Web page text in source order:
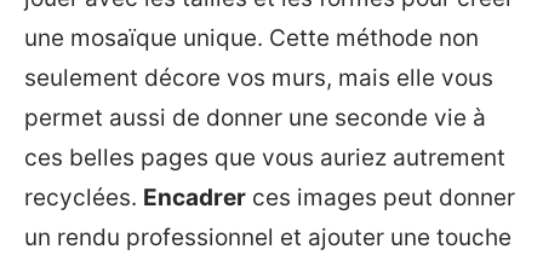
une mosaïque unique. Cette méthode non
seulement décore vos murs, mais elle vous
permet aussi de donner une seconde vie à
ces belles pages que vous auriez autrement
recyclées. Encadrer ces images peut donner
un rendu professionnel et ajouter une touche